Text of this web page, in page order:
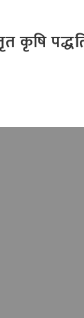
कृषि